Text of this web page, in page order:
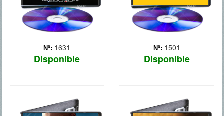
Nº: 1631
Disponible
Nº: 1501
Disponible